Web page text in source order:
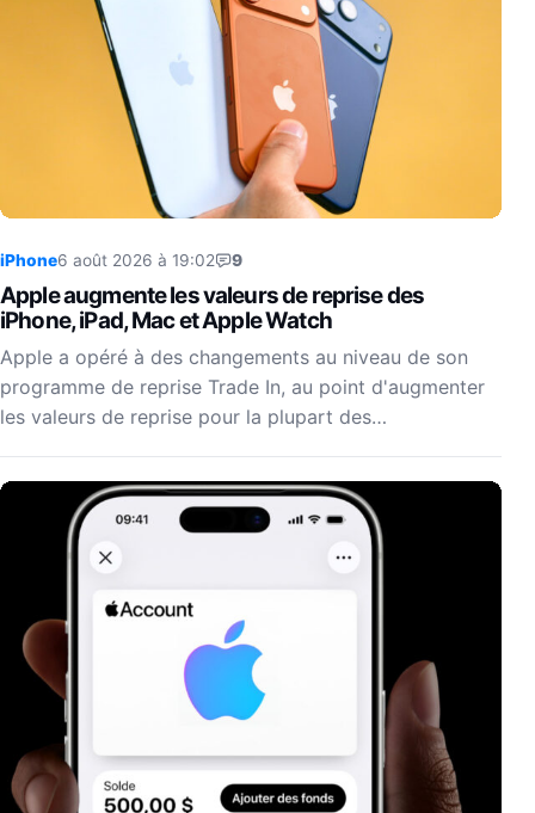
iPhone6 août 2026 à 19:02 9
Apple augmente les valeurs de reprise des
iPhone, iPad, Mac et Apple Watch
Apple a opéré à des changements au niveau de son
programme de reprise Trade In, au point d'augmenter
les valeurs de reprise pour la plupart des…